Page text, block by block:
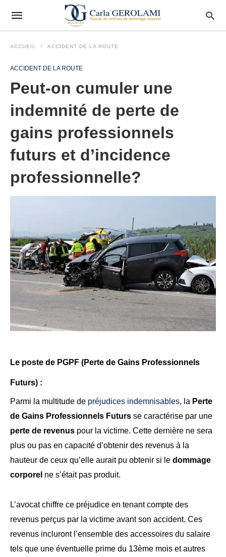
ACCUEIL ACCIDENT DE LA ROUTE
ACCIDENT DE LA ROUTE
Peut-on cumuler une
indemnité de perte de
gains professionnels
futurs et d’incidence
professionnelle?
Le poste de PGPF (Perte de Gains Professionnels
Futurs) :
Parmi la multitude de préjudices indemnisables, la Perte
de Gains Professionnels Futurs se caractérise par une
perte de revenus pour la victime. Cette dernière ne sera
plus ou pas en capacité d’obtenir des revenus à la
hauteur de ceux qu’elle aurait pu obtenir si le dommage
corporel ne s’était pas produit.
L’avocat chiffre ce préjudice en tenant compte des
revenus perçus par la victime avant son accident. Ces
revenus incluront l’ensemble des accessoires du salaire
tels que une éventuelle prime du 13ème mois et autres